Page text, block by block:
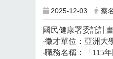
2025-12-03 蔡
國民健康署委託計
‧徵才單位：亞洲大
‧職務名稱： 「 115